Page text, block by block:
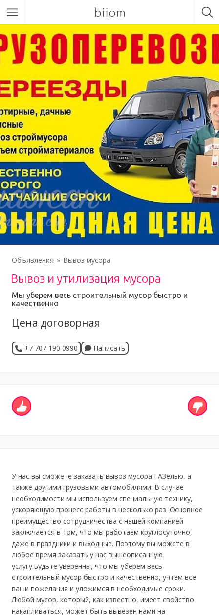
biiom
Объявления Вывоз мусора
Вывоз и утилизация мусора
Мы уберем весь строительный мусор быстро и
качественно
Цена договорная
+7 707 190 0990 Написать
У нас вы сможете заказать вывоз мусора ГАЗелью, а
также другими грузовыми автомобилями. В случае
необходимости мы используем специальную технику,
ускоряющую процесс работы в несколько раз. Основное
преимущество сотрудничества с нашей компанией
заключается в том, что мы работаем круглосуточно,
даже в праздники и выходные. Поэтому вы можете в
любое время заказать у нас вышеописанную
услугу.Будьте уверенны, что мы уберем весь
строительный мусор быстро и качественно, учтем все
ваши пожелания и уложимся в необходимые сроки.
Любой мусор, который, как известно, имеет свойство
накапливаться, может быть вывезен нами на